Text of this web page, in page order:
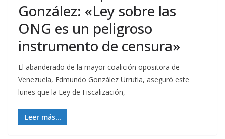
González: «Ley sobre las
ONG es un peligroso
instrumento de censura»
El abanderado de la mayor coalición opositora de
Venezuela, Edmundo González Urrutia, aseguró este
lunes que la Ley de Fiscalización,
Leer más...